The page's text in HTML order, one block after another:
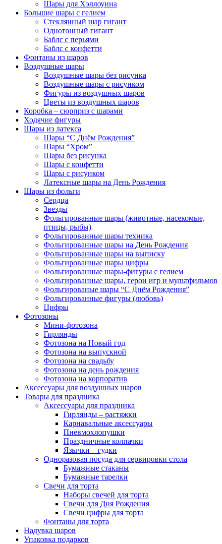
Шары для Хэллоуина
Большие шары с гелием
Стеклянный шар гигант
Однотонный гигант
Баблс с перьями
Баблс с конфетти
Фонтаны из шаров
Воздушные шары
Воздушные шары без рисунка
Воздушные шары с рисунком
Фигуры из воздушных шаров
Цветы из воздушных шаров
Коробка – сюрприз с шарами
Ходячие фигуры
Шары из латекса
Шары “С Днём Рождения”
Шары “Хром”
Шары без рисунка
Шары с конфетти
Шары с рисунком
Латексные шары на День Рождения
Шары из фольги
Сердца
Звезды
Фольгированные шары (животные, насекомые,
птицы, рыбы)
Фольгированные шары техника
Фольгированные шары на День Рождения
Фольгированные шары на выписку
Фольгированные шары цифры
Фольгированные шары-фигуры с гелием
Фольгированные шары, герои игр и мультфильмов
Фольгированые шары “С Днём Рождения”
Фольгированные фигуры (любовь)
Цифры
Фотозоны
Мини-фотозона
Гирлянды
Фотозона на Новый год
Фотозона на выпускной
Фотозона на свадьбу
Фотозона на день рождения
Фотозона на корпоратив
Аксессуары для воздушных шаров
Товары для праздника
Аксессуары для праздника
Гирлянды – растяжки
Карнавальные аксессуары
Пневмохлопушки
Праздничные колпачки
Язычки – гудки
Одноразовая посуда для сервировки стола
Бумажные стаканы
Бумажные тарелки
Свечи для торта
Наборы свечей для торта
Свечи для Дня Рождения
Свечи цифры для торта
Фонтаны для торта
Надувка шаров
Упаковка подарков